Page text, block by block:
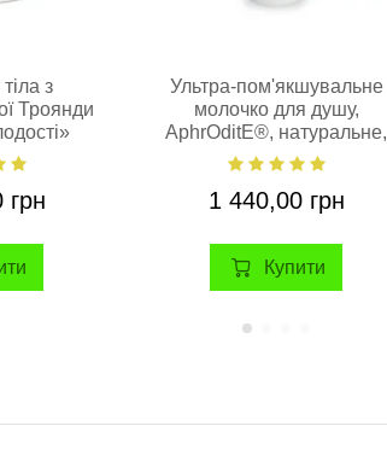
з
Троянди
грн
Ультра-пом'якшувальне
молочко для душу,
AphrOditE®, натуральне,
400 мл
1 440,00 грн
Купити